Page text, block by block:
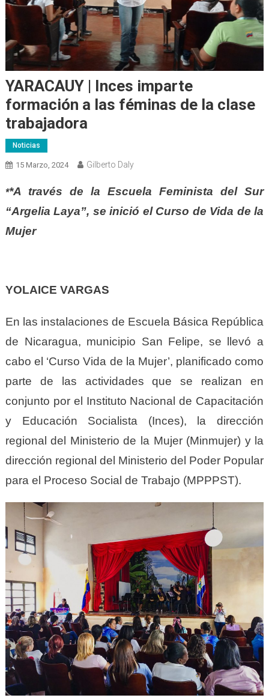
YARACAUY | Inces imparte
formación a las féminas de la clase
trabajadora
Noticias
15 Marzo, 2024 Gilberto Daly
**A través de la Escuela Feminista del Sur
“Argelia Laya”, se inició el Curso de Vida de la
Mujer
YOLAICE VARGAS
En las instalaciones de Escuela Básica República
de Nicaragua, municipio San Felipe, se llevó a
cabo el ‘Curso Vida de la Mujer’, planificado como
parte de las actividades que se realizan en
conjunto por el Instituto Nacional de Capacitación
y Educación Socialista (Inces), la dirección
regional del Ministerio de la Mujer (Minmujer) y la
dirección regional del Ministerio del Poder Popular
para el Proceso Social de Trabajo (MPPPST).